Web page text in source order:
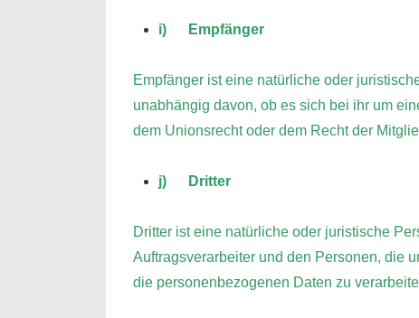
i) Empfänger
Empfänger ist eine natürliche oder
unabhängig davon, ob es sich bei ihr um
dem Unionsrecht oder dem Recht der
j) Dritter
Dritter ist eine natürliche oder juristische
Auftragsverarbeiter und den Personen, die
die personenbezogenen Daten zu